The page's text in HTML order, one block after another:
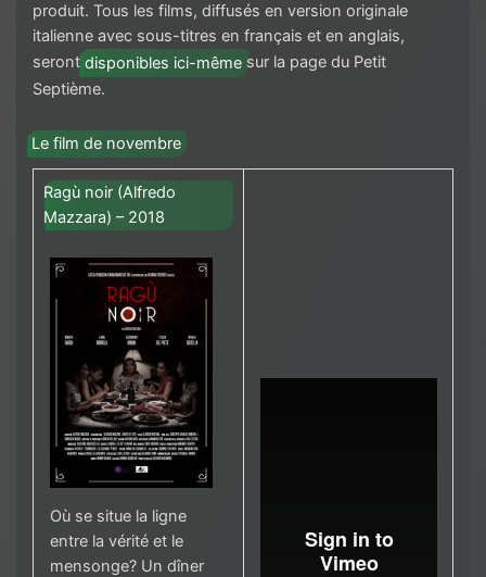
produit. Tous les films, diffusés en version originale
italienne avec sous-titres en français et en anglais,
seront disponibles ici-même sur la page du Petit
Septième.
Le film de novembre
Ragù noir (Alfredo
Mazzara) – 2018
Où se situe la ligne
entre la vérité et le
mensonge? Un dîner